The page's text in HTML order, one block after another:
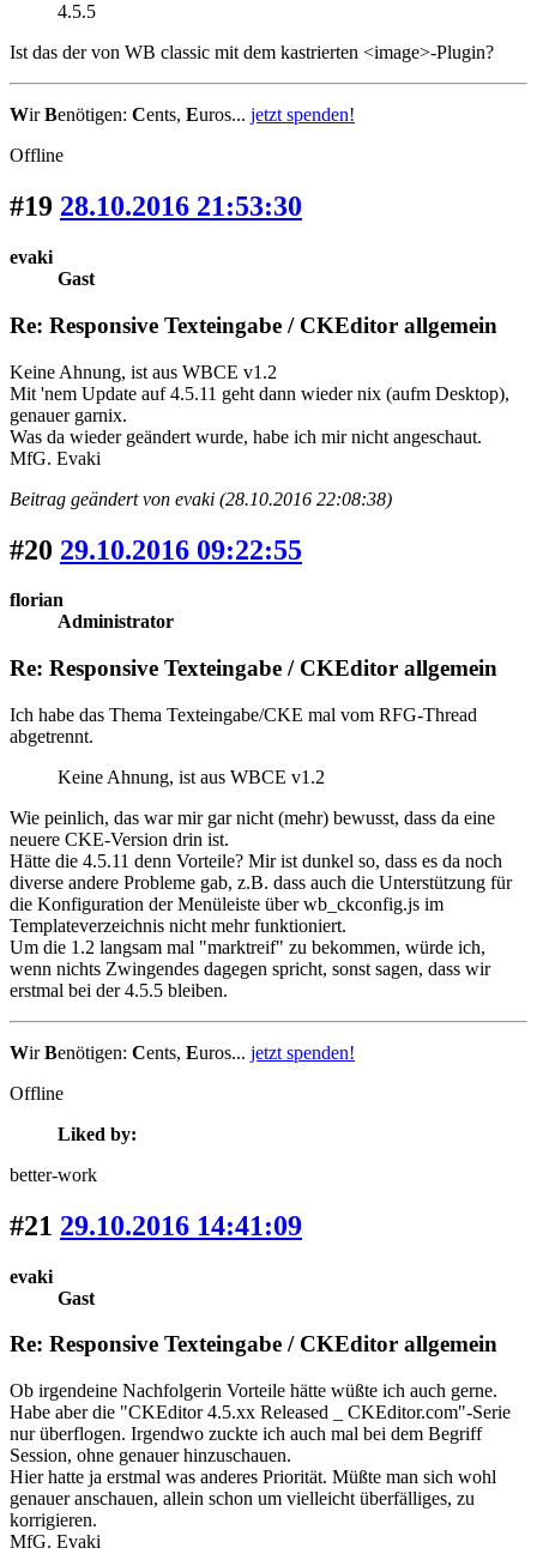
4.5.5
Ist das der von WB classic mit dem kastrierten <image>-Plugin?
WirBenötigen: Cents, Euros... jetzt spenden!
Offline
#19 28.10.2016 21:53:30
evaki
Gast
Re: Responsive Texteingabe / CKEditor allgemein
Keine Ahnung, ist aus WBCE v1.2
Mit 'nem Update auf 4.5.11 geht dann wieder nix (aufm Desktop),
genauer garnix.
Was da wieder geändert wurde, habe ich mir nicht angeschaut.
MfG. Evaki
Beitrag geändert von evaki (28.10.2016 22:08:38)
#20 29.10.2016 09:22:55
florian
Administrator
Re: Responsive Texteingabe / CKEditor allgemein
Ich habe das Thema Texteingabe/CKE mal vom RFG-Thread
abgetrennt.
Keine Ahnung, ist aus WBCE v1.2
Wie peinlich, das war mir gar nicht (mehr) bewusst, dass da eine
neuere CKE-Version drin ist.
Hätte die 4.5.11 denn Vorteile? Mir ist dunkel so, dass es da noch
diverse andere Probleme gab, z.B. dass auch die Unterstützung für
die Konfiguration der Menüleiste über wb_ckconfig.js im
Templateverzeichnis nicht mehr funktioniert.
Um die 1.2 langsam mal "marktreif" zu bekommen, würde ich,
wenn nichts Zwingendes dagegen spricht, sonst sagen, dass wir
erstmal bei der 4.5.5 bleiben.
WirBenötigen: Cents, Euros... jetzt spenden!
Offline
Liked by:
better-work
#21 29.10.2016 14:41:09
evaki
Gast
Re: Responsive Texteingabe / CKEditor allgemein
Ob irgendeine Nachfolgerin Vorteile hätte wüßte ich auch gerne.
Habe aber die "CKEditor 4.5.xx Released _ CKEditor.com"-Serie
nur überflogen. Irgendwo zuckte ich auch mal bei dem Begriff
Session, ohne genauer hinzuschauen.
Hier hatte ja erstmal was anderes Priorität. Müßte man sich wohl
genauer anschauen, allein schon um vielleicht überfälliges, zu
korrigieren.
MfG. Evaki